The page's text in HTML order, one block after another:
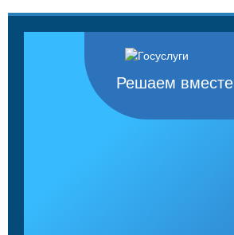
Решаем вместе